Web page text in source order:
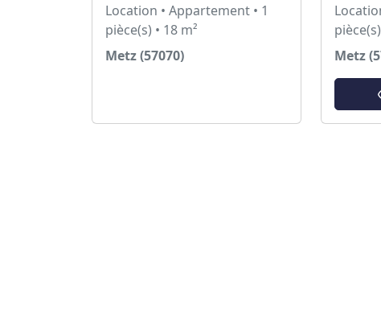
Location • Appartement • 1
pièce(s) • 18 m²
Metz (57070)
Metz